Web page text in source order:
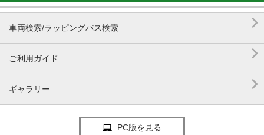
車両検索/ラッピングバス検索 
ご利用ガイド 
ギャラリー 
PC版を見る